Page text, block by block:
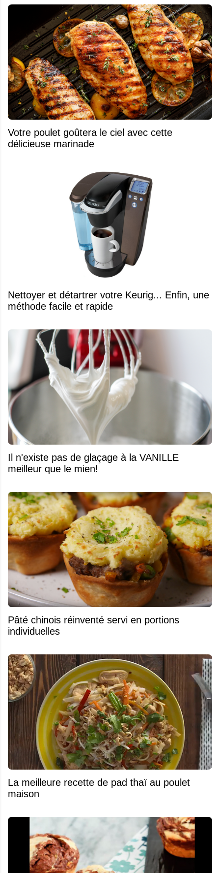
Votre poulet goûtera le ciel avec cette
délicieuse marinade
Nettoyer et détartrer votre Keurig... Enfin, une
méthode facile et rapide
Il n'existe pas de glaçage à la VANILLE
meilleur que le mien!
Pâté chinois réinventé servi en portions
individuelles
La meilleure recette de pad thaï au poulet
maison